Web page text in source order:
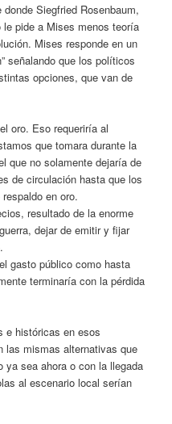
Siegfried Rosenbaum,
pide a Mises menos teoría
Mises responde en un
señalando que los políticos
opciones, que van de
oro. Eso requeriría al
que tomara durante la
que no solamente dejaría de
de circulación hasta que los
en oro.
resultado de la enorme
dejar de emitir y fijar
gasto público como hasta
terminaría con la pérdida
e históricas en esos
las mismas alternativas que
ya sea ahora o con la llegada
al escenario local serían